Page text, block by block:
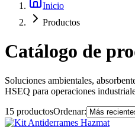
Inicio
Productos
Catálogo de
Soluciones ambientales,
HSEQ para operaciones
15 productosOrdenar: